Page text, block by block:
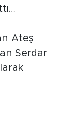
Ateş
Serdar